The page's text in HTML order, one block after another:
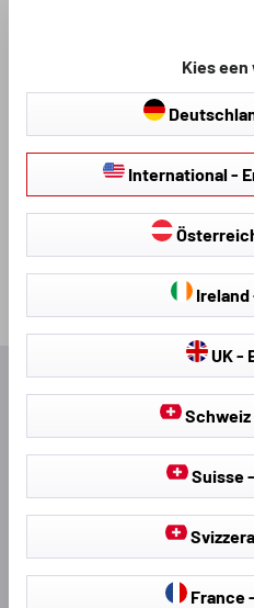
Het
rubbermatten van Walser is
compromissen als het gaat
matten worden speciaal voor
geproduceerd.
540
Kies
International -
Ireland
UK -
Suisse
France